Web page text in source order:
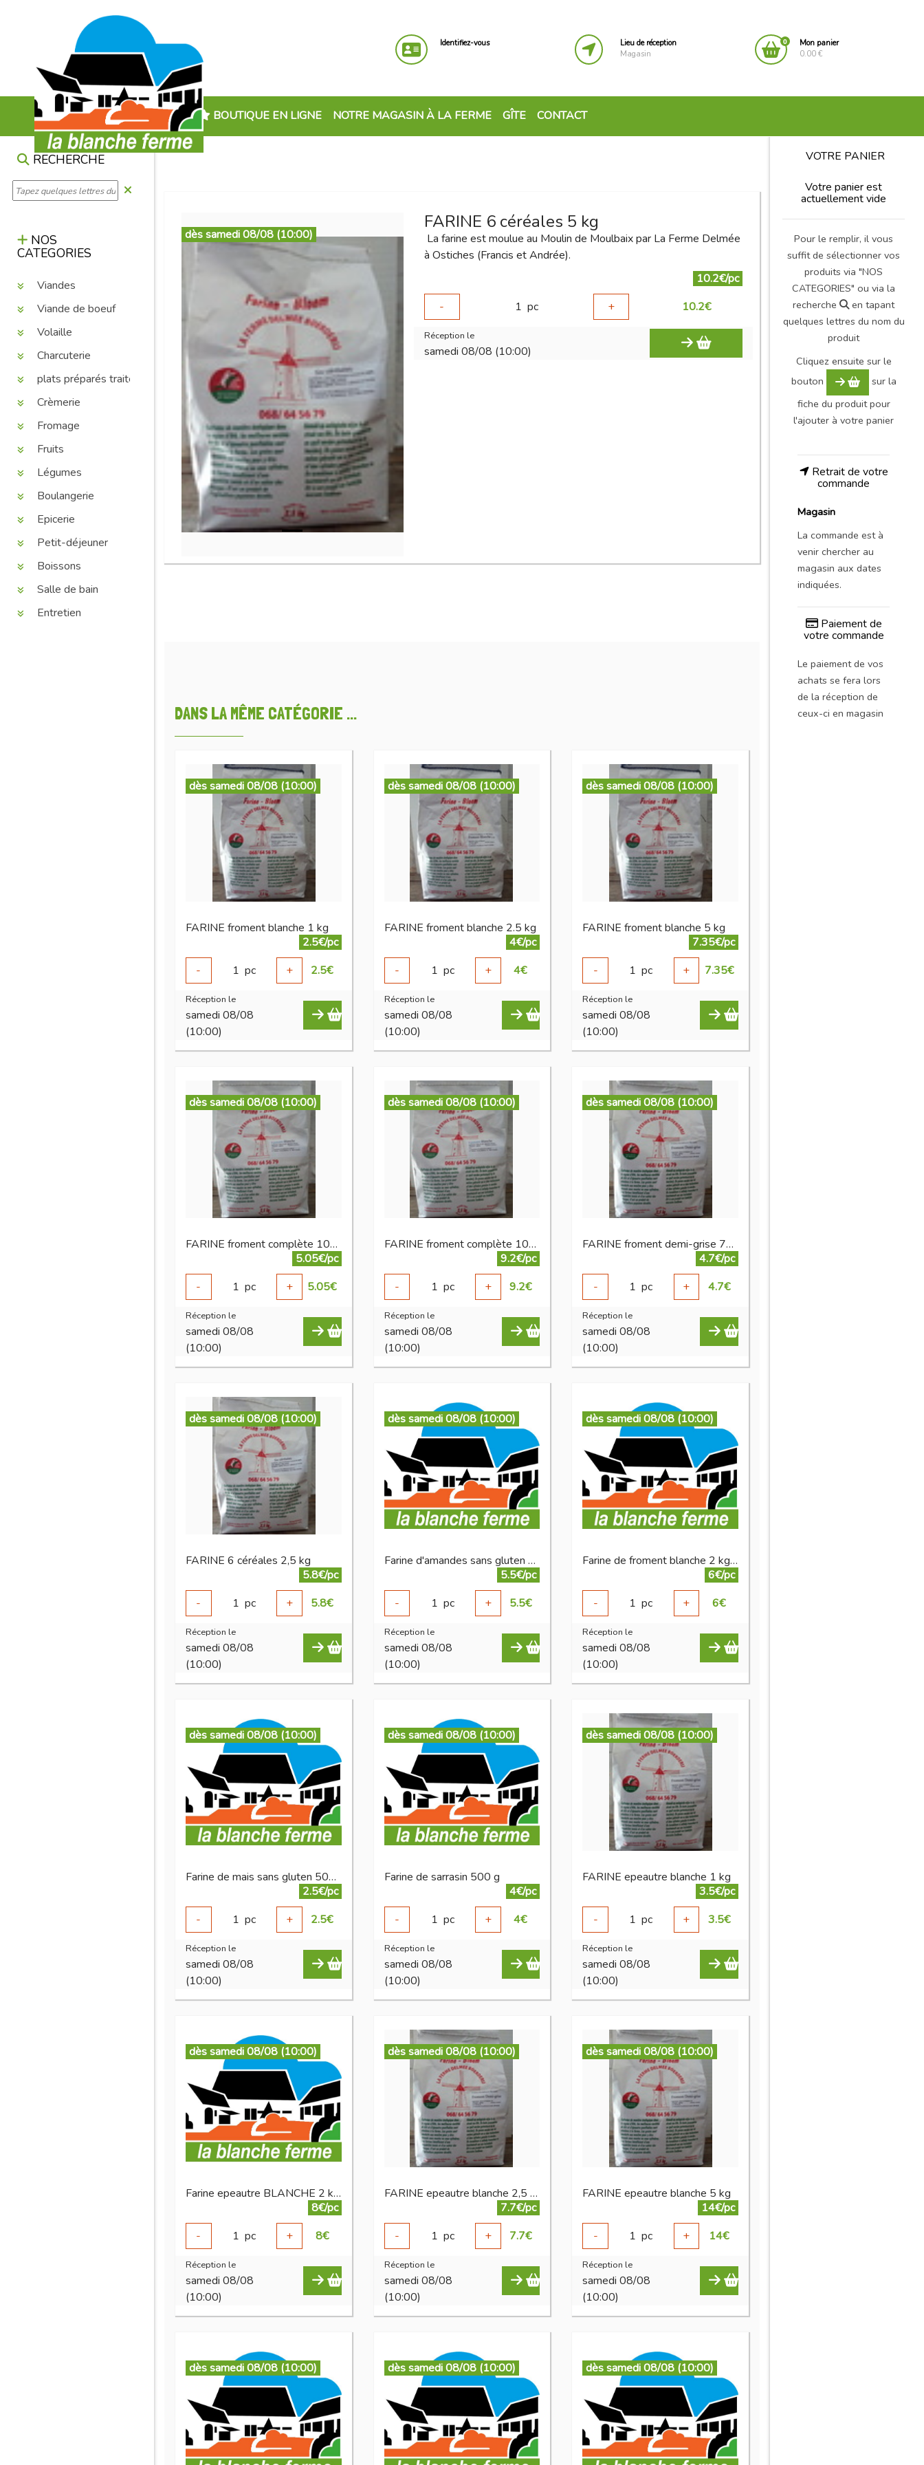
Identifiez-vous
Lieu de réception
Magasin
0
Mon panier
0.00 €
BOUTIQUE EN LIGNE NOTRE MAGASIN À LA FERME GÎTE CONTACT
RECHERCHE
NOS
CATEGORIES
Viandes
Viande de boeuf
Volaille
Charcuterie
plats préparés traiteur
Crèmerie
Fromage
Fruits
Légumes
Boulangerie
Epicerie
Petit-déjeuner
Boissons
Salle de bain
Entretien
dès samedi 08/08 (10:00)
FARINE 6 céréales 5 kg
La farine est moulue au Moulin de Moulbaix par La Ferme Delmée
à Ostiches (Francis et Andrée).
10.2€/pc
-
1 pc + 10.2€
Réception le
samedi 08/08 (10:00)
DANS LA MÊME CATÉGORIE ...
dès samedi 08/08 (10:00)
FARINE froment blanche 1 kg
2.5€/pc
-
1 pc + 2.5€
Réception le
samedi 08/08
(10:00)
dès samedi 08/08 (10:00)
FARINE froment blanche 2.5 kg
4€/pc
-
1 pc + 4€
Réception le
samedi 08/08
(10:00)
dès samedi 08/08 (10:00)
FARINE froment blanche 5 kg
7.35€/pc
-
1 pc + 7.35€
Réception le
samedi 08/08
(10:00)
dès samedi 08/08 (10:00)
FARINE froment complète 100 % 2,5 kg
5.05€/pc
-
1 pc + 5.05€
Réception le
samedi 08/08
(10:00)
dès samedi 08/08 (10:00)
FARINE froment complète 100 % 5 kg
9.2€/pc
-
1 pc + 9.2€
Réception le
samedi 08/08
(10:00)
dès samedi 08/08 (10:00)
FARINE froment demi-grise 70% 2,5 kg
4.7€/pc
-
1 pc + 4.7€
Réception le
samedi 08/08
(10:00)
dès samedi 08/08 (10:00)
FARINE 6 céréales 2,5 kg
5.8€/pc
-
1 pc + 5.8€
Réception le
samedi 08/08
(10:00)
dès samedi 08/08 (10:00)
Farine d'amandes sans gluten 250 g
5.5€/pc
-
1 pc + 5.5€
Réception le
samedi 08/08
(10:00)
dès samedi 08/08 (10:00)
Farine de froment blanche 2 kg BIO
6€/pc
-
1 pc + 6€
Réception le
samedi 08/08
(10:00)
dès samedi 08/08 (10:00)
Farine de mais sans gluten 500 g
2.5€/pc
-
1 pc + 2.5€
Réception le
samedi 08/08
(10:00)
dès samedi 08/08 (10:00)
Farine de sarrasin 500 g
4€/pc
-
1 pc + 4€
Réception le
samedi 08/08
(10:00)
dès samedi 08/08 (10:00)
FARINE epeautre blanche 1 kg
3.5€/pc
-
1 pc + 3.5€
Réception le
samedi 08/08
(10:00)
dès samedi 08/08 (10:00)
Farine epeautre BLANCHE 2 kg BIO
8€/pc
-
1 pc + 8€
Réception le
samedi 08/08
(10:00)
dès samedi 08/08 (10:00)
FARINE epeautre blanche 2,5 kg
7.7€/pc
-
1 pc + 7.7€
Réception le
samedi 08/08
(10:00)
dès samedi 08/08 (10:00)
FARINE epeautre blanche 5 kg
14€/pc
-
1 pc + 14€
Réception le
samedi 08/08
(10:00)
dès samedi 08/08 (10:00) dès samedi 08/08 (10:00) dès samedi 08/08 (10:00)
VOTRE PANIER
Votre panier est
actuellement vide
Pour le remplir, il vous
suffit de sélectionner vos
produits via "NOS
CATEGORIES" ou via la
recherche
en tapant
quelques lettres du nom du
produit
Cliquez ensuite sur le
bouton
sur la
fiche du produit pour
l'ajouter à votre panier
Retrait de votre
commande
Magasin
La commande est à
venir chercher au
magasin aux dates
indiquées.
Paiement de
votre commande
Le paiement de vos
achats se fera lors
de la réception de
ceux-ci en magasin